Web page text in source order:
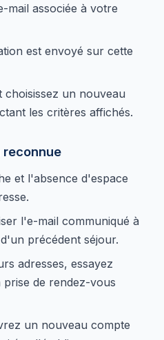
mail associée à votre
est envoyé sur cette
choisissez un nouveau
les critères affichés.
et l'absence d'espace
l'e-mail communiqué à
précédent séjour.
adresses, essayez
de rendez-vous
un nouveau compte